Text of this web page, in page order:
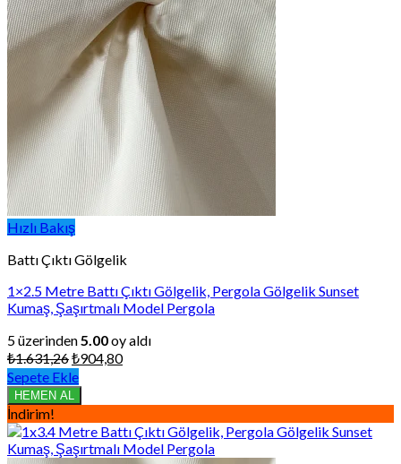
Hızlı Bakış
Battı Çıktı Gölgelik
1×2.5 Metre Battı Çıktı Gölgelik, Pergola Gölgelik Sunset
Kumaş, Şaşırtmalı Model Pergola
5 üzerinden 5.00oy aldı
₺1.631,26Orijinal
fiyat:
₺1.631,26.
₺904,80Şu
₺904,80.
Sepete Ekle
HEMEN AL
İndirim!